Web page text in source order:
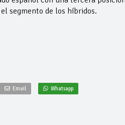
segmento de los híbridos.
Email Whatsapp